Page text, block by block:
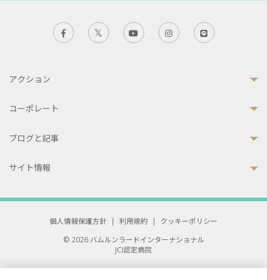
アクション
コーポレート
ブログと記事
サイト情報
個人情報保護方針 | 利用規約 |
クッキーポリシー
© 2026 バムルンラードインターナショナル
JCI認定病院